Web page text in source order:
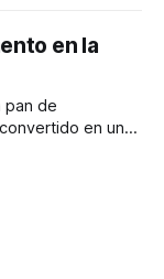
digital
atender
persona
en la
pan de
en uno
que